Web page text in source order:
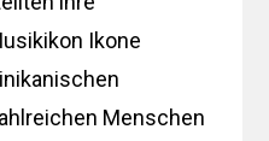
Ikone
Menschen